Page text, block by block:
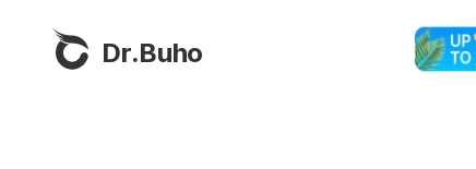
Dr.Buho